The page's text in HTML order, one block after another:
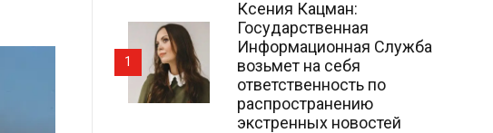
Ксения Кацман:
Государственная
Информационная Служба
возьмет на себя
ответственность по
распространению
экстренных новостей
1